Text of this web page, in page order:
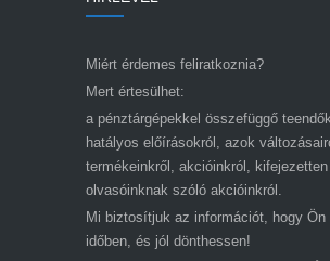
Miért érdemes feliratkoznia?
Mert értesülhet:
a pénztárgépekkel összefüggő
hatályos előírásokról, azok
termékeinkről, akcióinkról,
olvasóinknak szóló akcióinkról.
Mi biztosítjuk az információt, hogy Ön
időben, és jól dönthessen!